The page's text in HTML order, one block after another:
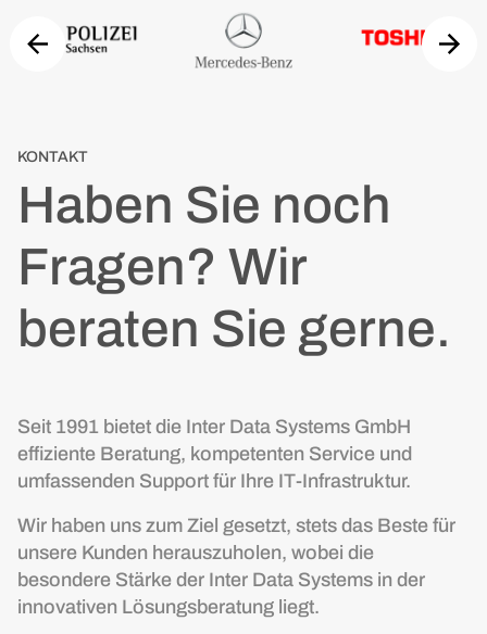
KONTAKT
Haben Sie noch
Fragen? Wir
beraten Sie gerne.
Seit 1991 bietet die Inter Data Systems GmbH
effiziente Beratung, kompetenten Service und
umfassenden Support für Ihre IT-Infrastruktur.
Wir haben uns zum Ziel gesetzt, stets das Beste für
unsere Kunden herauszuholen, wobei die
besondere Stärke der Inter Data Systems in der
innovativen Lösungsberatung liegt.